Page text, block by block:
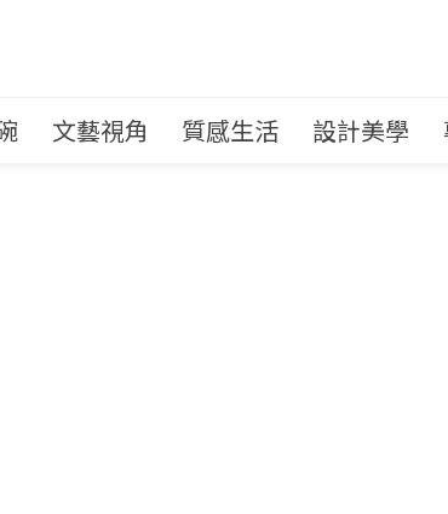
文藝視角 質感生活 設計美學